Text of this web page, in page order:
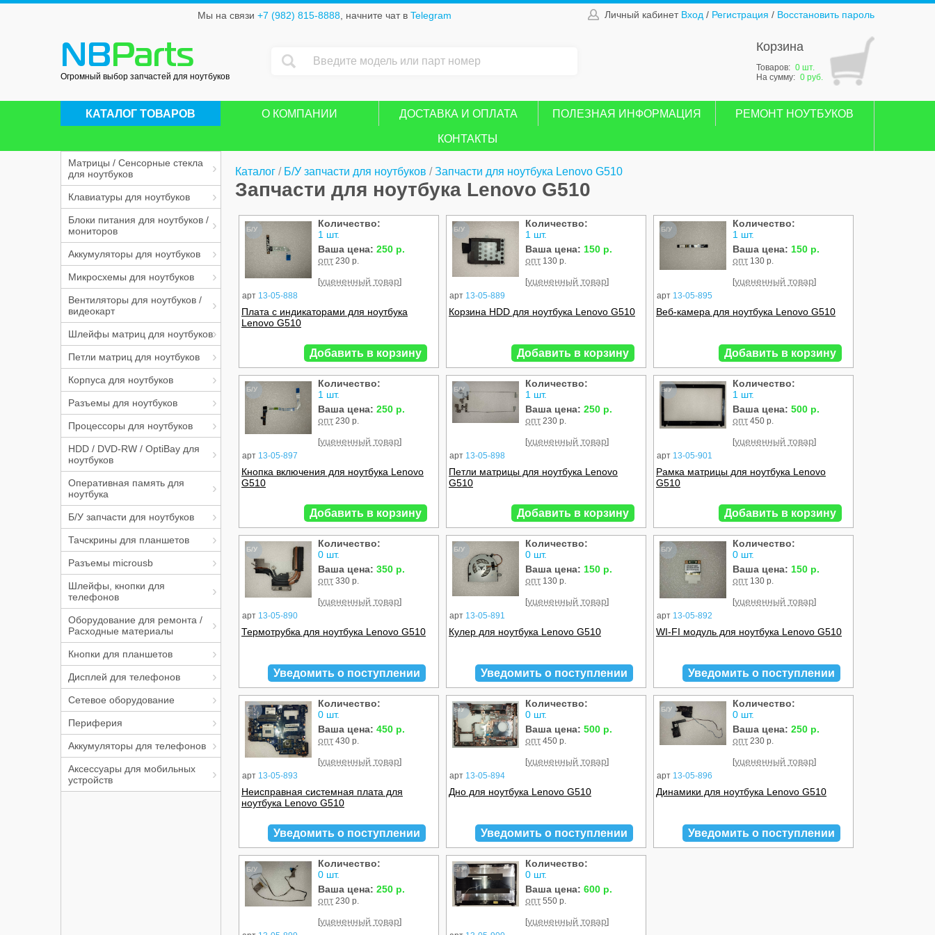
Мы на связи +7 (982) 815-8888, начните чат в Telegram Личный кабинет Вход / Регистрация / Восстановить пароль
NB Parts
Огромный выбор запчастей для ноутбуков
Корзина
Товаров: 0 шт.
На сумму: 0 руб.
КАТАЛОГ ТОВАРОВ О КОМПАНИИ ДОСТАВКА И ОПЛАТА ПОЛЕЗНАЯ ИНФОРМАЦИЯ РЕМОНТ НОУТБУКОВ
КОНТАКТЫ
Матрицы / Сенсорные стекла
для ноутбуков
Клавиатуры для ноутбуков
Блоки питания для ноутбуков /
мониторов
Аккумуляторы для ноутбуков
Микросхемы для ноутбуков
Вентиляторы для ноутбуков /
видеокарт
Шлейфы матриц для ноутбуков
Петли матриц для ноутбуков
Корпуса для ноутбуков
Разъемы для ноутбуков
Процессоры для ноутбуков
HDD / DVD-RW / OptiBay для
ноутбуков
Оперативная память для
ноутбука
Б/У запчасти для ноутбуков
Тачскрины для планшетов
Разъемы microusb
Шлейфы, кнопки для
телефонов
Оборудование для ремонта /
Расходные материалы
Кнопки для планшетов
Дисплей для телефонов
Сетевое оборудование
Периферия
Аккумуляторы для телефонов
Аксессуары для мобильных
устройств
Каталог / Б/У запчасти для ноутбуков /Запчасти для ноутбука Lenovo G510
Запчасти для ноутбука Lenovo G510
Б/У
арт 13-05-888
Количество:
1 шт.
Ваша цена: 250 р.
опт 230 р.
[уцененный товар]
Плата с индикаторами для ноутбука
Lenovo G510
Добавить в корзину
Б/У
арт 13-05-889
Количество:
1 шт.
Ваша цена: 150 р.
опт 130 р.
[уцененный товар]
Корзина HDD для ноутбука Lenovo G510
Добавить в корзину
Б/У
арт 13-05-895
Количество:
1 шт.
Ваша цена: 150 р.
опт 130 р.
[уцененный товар]
Веб-камера для ноутбука Lenovo G510
Добавить в корзину
Б/У
арт 13-05-897
Количество:
1 шт.
Ваша цена: 250 р.
опт 230 р.
[уцененный товар]
Кнопка включения для ноутбука Lenovo
G510
Добавить в корзину
Б/У
арт 13-05-898
Количество:
1 шт.
Ваша цена: 250 р.
опт 230 р.
[уцененный товар]
Петли матрицы для ноутбука Lenovo
G510
Добавить в корзину
Б/У
арт 13-05-901
Количество:
1 шт.
Ваша цена: 500 р.
опт 450 р.
[уцененный товар]
Рамка матрицы для ноутбука Lenovo
G510
Добавить в корзину
Б/У
арт 13-05-890
Количество:
0 шт.
Ваша цена: 350 р.
опт 330 р.
[уцененный товар]
Термотрубка для ноутбука Lenovo G510
Уведомить о поступлении
Б/У
арт 13-05-891
Количество:
0 шт.
Ваша цена: 150 р.
опт 130 р.
[уцененный товар]
Кулер для ноутбука Lenovo G510
Уведомить о поступлении
Б/У
арт 13-05-892
Количество:
0 шт.
Ваша цена: 150 р.
опт 130 р.
[уцененный товар]
WI-FI модуль для ноутбука Lenovo G510
Уведомить о поступлении
Б/У
арт 13-05-893
Количество:
0 шт.
Ваша цена: 450 р.
опт 430 р.
[уцененный товар]
Неисправная системная плата для
ноутбука Lenovo G510
Уведомить о поступлении
Б/У
арт 13-05-894
Количество:
0 шт.
Ваша цена: 500 р.
опт 450 р.
[уцененный товар]
Дно для ноутбука Lenovo G510
Уведомить о поступлении
Б/У
арт 13-05-896
Количество:
0 шт.
Ваша цена: 250 р.
опт 230 р.
[уцененный товар]
Динамики для ноутбука Lenovo G510
Уведомить о поступлении
Б/У
Количество:
0 шт.
Ваша цена: 250 р.
опт 230 р.
[уцененный товар]
Б/У
Количество:
0 шт.
Ваша цена: 600 р.
опт 550 р.
[уцененный товар]